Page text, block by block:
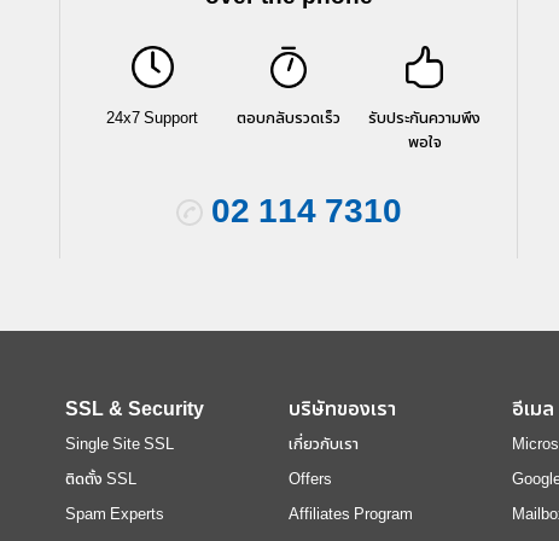
24x7 Support ตอบกลับรวดเร็ว
รับประกันความพึง
พอใจ
02 114 7310
SSL & Security
Single Site SSL
ติดตั้ง SSL
Spam Experts
บริษัทของเรา
เกี่ยวกับเรา
Offers
Affiliates Program
อีเมล